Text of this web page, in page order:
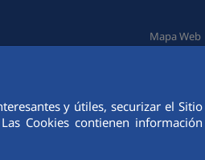
y útiles, securizar el
Cookies contienen
Mapa Web